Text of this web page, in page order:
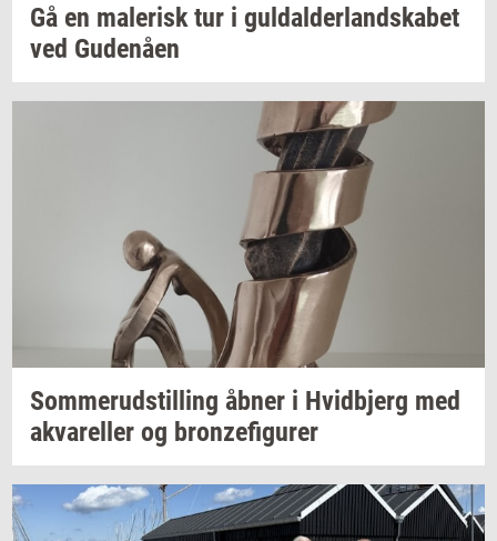
Gå en ma­le­risktur i gul­dal­der­land­ska­bet
ved Gu­denå­en
Som­mer­ud­stil­ling åbner i Hvid­b­jerg med
akva­rel­ler og bron­ze­fi­gu­rer